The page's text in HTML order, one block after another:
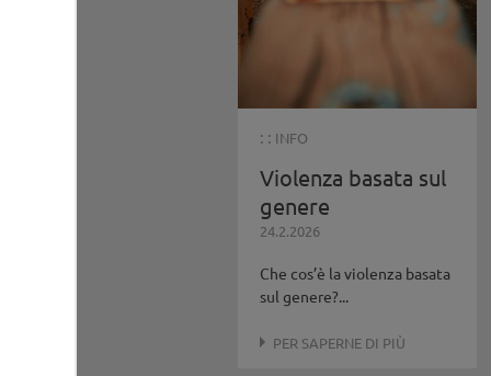
: : INFO
Violenza basata sul
genere
24.2.2026
Che cos’è la violenza basata
sul genere?...
PER SAPERNE DI PIÙ